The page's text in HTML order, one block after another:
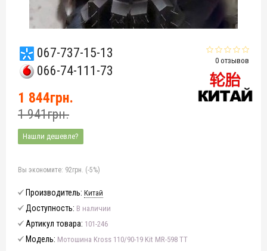
0 отзывов
067-737-15-13
066-74-111-73
1 844грн.
1 941грн.
Нашли дешевле?
Вы экономите: 92грн. (-5%)
Производитель: Китай
Доступность: В наличии
Артикул товара: 101-246
Модель: Мотошина Kross 110/90-19 Kit MR-598 TT